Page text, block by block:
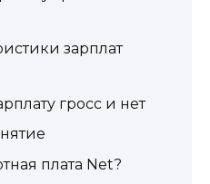
зарплат
гросс и нет
плата Net?